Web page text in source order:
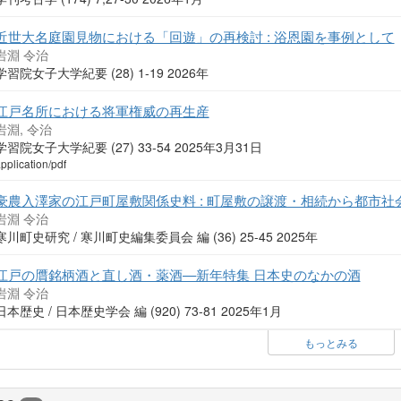
世大名庭園見物における「回遊」の再検討 : 浴恩園を事例として
淵 令治
習院女子大学紀要 (28) 1-19 2026年
戸名所における将軍権威の再生産
淵, 令治
習院女子大学紀要 (27) 33-54 2025年3月31日
pdf
農入澤家の江戸町屋敷関係史料 : 町屋敷の譲渡・相続から都市社
淵 令治
川町史研究 / 寒川町史編集委員会 編 (36) 25-45 2025年
戸の贋銘柄酒と直し酒・薬酒—新年特集 日本史のなかの酒
淵 令治
本歴史 / 日本歴史学会 編 (920) 73-81 2025年1月
もっとみる